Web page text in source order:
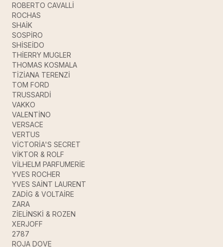
ROBERTO CAVALLİ
ROCHAS
SHAİK
SOSPİRO
SHİSEİDO
THİERRY MUGLER
THOMAS KOSMALA
TİZİANA TERENZİ
TOM FORD
TRUSSARDİ
VAKKO
VALENTİNO
VERSACE
VERTUS
VİCTORİA'S SECRET
VİKTOR & ROLF
VİLHELM PARFUMERİE
YVES ROCHER
YVES SAİNT LAURENT
ZADİG & VOLTAİRE
ZARA
ZİELİNSKİ & ROZEN
XERJOFF
2787
ROJA DOVE